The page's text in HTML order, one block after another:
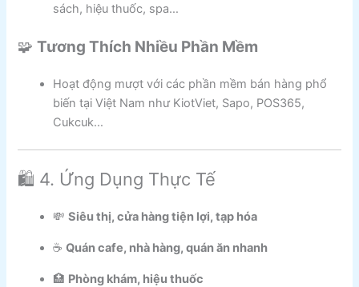
sách, hiệu thuốc, spa…
🧩Tương Thích Nhiều Phần Mềm
Hoạt động mượt với các phần mềm bán hàng phổ
biến tại Việt Nam như KiotViet, Sapo, POS365,
Cukcuk…
🛍️ 4. Ứng Dụng Thực Tế
💸Siêu thị, cửa hàng tiện lợi, tạp hóa
☕Quán cafe, nhà hàng, quán ăn nhanh
🏥 Phòng khám, hiệu thuốc